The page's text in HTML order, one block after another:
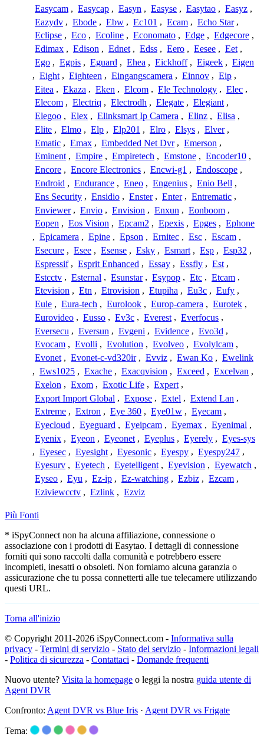
Easycam , Easycap , Easyn , Easyse , Easytao , Easyz ,
Eazydv , Ebode , Ebw , Ec101 , Ecam , Echo Star ,
Eclipse , Eco , Ecoline , Economato , Edge , Edgecore ,
Edimax , Edison , Ednet , Edss , Eero , Eesee , Eet ,
Ego , Egpis , Eguard , Ehea , Eickhoff , Eigeek , Eigen
, Eight , Eighteen , Eingangscamera , Einnov , Eip ,
Eitea , Ekaza , Eken , Elcom , Ele Technology , Elec ,
Elecom , Electriq , Electrodh , Elegate , Elegiant ,
Elegoo , Elex , Elinksmart Ip Camera , Elinz , Elisa ,
Elite , Elmo , Elp , Elp201 , Elro , Elsys , Elver ,
Ematic , Emax , Embedded Net Dvr , Emerson ,
Eminent , Empire , Empiretech , Emstone , Encoder10 ,
Encore , Encore Electronics , Encwi-g1 , Endoscope ,
Endroid , Endurance , Eneo , Engenius , Enio Bell ,
Ens Security , Ensidio , Enster , Enter , Entrematic ,
Enviewer , Envio , Envision , Enxun , Eonboom ,
Eopen , Eos Vision , Epcam2 , Epexis , Epges , Ephone
, Epicamera , Epine , Epson , Ernitec , Esc , Escam ,
Esecure , Esee , Esense , Esky , Esmart , Esp , Esp32 ,
Espressif , Esprit Enhanced , Essay , Essfly , Est ,
Estcctv , Esternal , Esunstar , Esypop , Etc , Etcam ,
Etevision , Etn , Etrovision , Etupiha , Eu3c , Eufy ,
Eule , Eura-tech , Eurolook , Europ-camera , Eurotek ,
Eurovideo , Eusso , Ev3c , Everest , Everfocus ,
Eversecu , Eversun , Evgeni , Evidence , Evo3d ,
Evocam , Evolli , Evolution , Evolveo , Evolylcam ,
Evonet , Evonet-c-vd320ir , Evviz , Ewan Ko , Ewelink
, Ews1025 , Exache , Exacqvision , Exceed , Excelvan ,
Exelon , Exom , Exotic Life , Expert ,
Export Import Global , Expose , Extel , Extend Lan ,
Extreme , Extron , Eye 360 , Eye01w , Eyecam ,
Eyecloud , Eyeguard , Eyeipcam , Eyemax , Eyenimal ,
Eyenix , Eyeon , Eyeonet , Eyeplus , Eyerely , Eyes-sys
, Eyesec , Eyesight , Eyesonic , Eyespy , Eyespy247 ,
Eyesurv , Eyetech , Eyetelligent , Eyevision , Eyewatch ,
Eyseo , Eyu , Ez-ip , Ez-watching , Ezbiz , Ezcam ,
Eziviewcctv , Ezlink , Ezviz
Più Fonti
* iSpyConnect non ha alcuna affiliazione, connessione o
associazione con i prodotti di Easytao. I dettagli di connessione
forniti qui sono raccolti dalla comunità e potrebbero essere
incompleti, inesatti o obsoleti. Non forniamo alcuna garanzia o
assicurazione che tu possa connetterti alle tue telecamere utilizzando
questi URL.
Torna all'inizio
© Copyright 2011-2026 iSpyConnect.com - Informativa sulla
privacy - Termini di servizio - Stato del servizio - Informazioni legali
- Politica di sicurezza - Contattaci - Domande frequenti
Nuovo utente? Visita la homepage o leggi la nostra guida utente di
Agent DVR
Confronto: Agent DVR vs Blue Iris · Agent DVR vs Frigate
Tema: